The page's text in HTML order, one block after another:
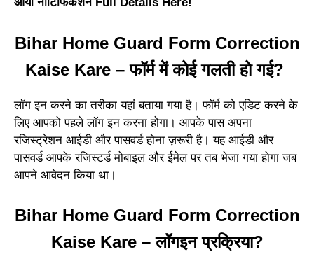
Bihar Home Guard Form Correction
Kaise Kare – फॉर्म में कोई गलती हो गई?
लॉग इन करने का तरीका यहां बताया गया है। फॉर्म को एडिट करने के
लिए आपको पहले लॉग इन करना होगा। आपके पास अपना
रजिस्ट्रेशन आईडी और पासवर्ड होना ज़रूरी है। यह आईडी और
पासवर्ड आपके रजिस्टर्ड मोबाइल और ईमेल पर तब भेजा गया होगा जब
आपने आवेदन किया था।
Bihar Home Guard Form Correction
Kaise Kare – लॉगइन प्रक्रिया?